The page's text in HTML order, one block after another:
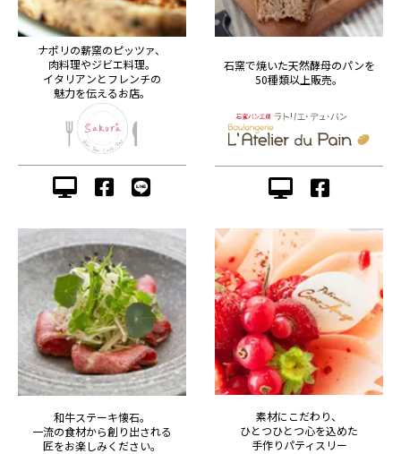
ナポリの薪窯のピッツァ、
肉料理やジビエ料理。
イタリアンとフレンチの
魅力を伝えるお店。
石窯で焼いた天然酵母のパンを
50種類以上販売。
和牛ステーキ懐石。
一流の食材から創り出される
匠をお楽しみください。
素材にこだわり、
ひとつひとつ心を込めた
手作りパティスリー